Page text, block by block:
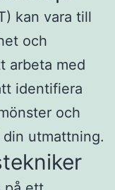
kan vara till
och
arbeta med
identifiera
och
utmattning.